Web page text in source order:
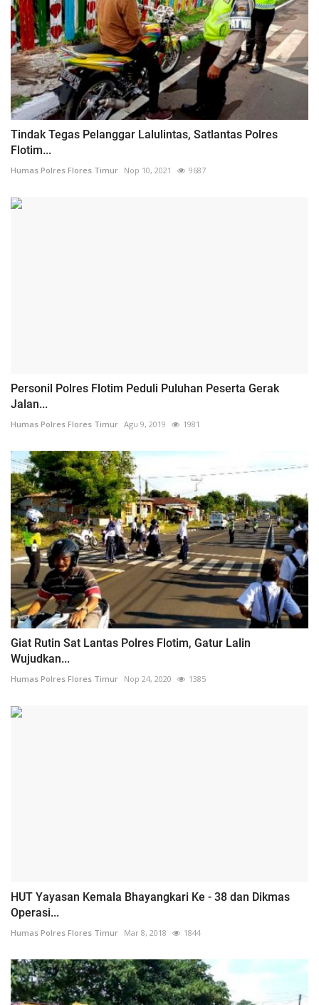
Tindak Tegas Pelanggar Lalulintas, Satlantas Polres
Flotim...
Humas Polres Flores Timur Nop 10, 2021 9687
Personil Polres Flotim Peduli Puluhan Peserta Gerak
Jalan...
Humas Polres Flores Timur Agu 9, 2019 1981
Giat Rutin Sat Lantas Polres Flotim, Gatur Lalin
Wujudkan...
Humas Polres Flores Timur Nop 24, 2020 1385
HUT Yayasan Kemala Bhayangkari Ke - 38 dan Dikmas
Operasi...
Humas Polres Flores Timur Mar 8, 2018 1844